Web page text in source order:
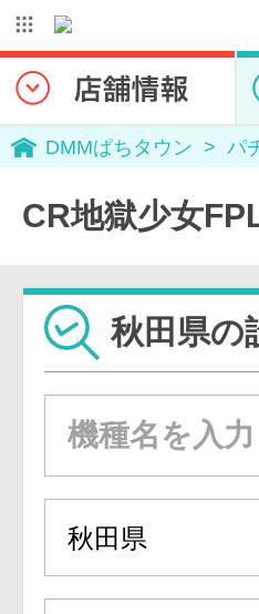
DMMぱちタウン パ
CR地獄少女
秋田県の